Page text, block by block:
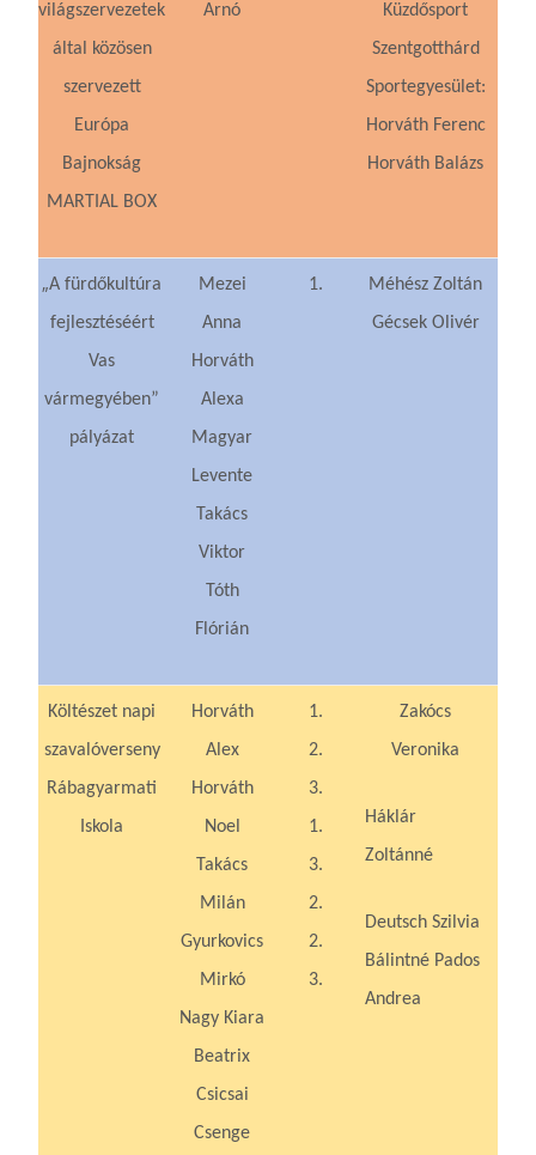
világszervezetek
által közösen
szervezett
Európa
Bajnokság
MARTIAL BOX
Arnó
Küzdősport
Szentgotthárd
Sportegyesület:
Horváth Ferenc
Horváth Balázs
„A fürdőkultúra
fejlesztéséért
Vas
vármegyében”
pályázat
Mezei
Anna
Horváth
Alexa
Magyar
Levente
Takács
Viktor
Tóth
Flórián
1.
Méhész Zoltán
Gécsek Olivér
Költészet napi
szavalóverseny
Rábagyarmati
Iskola
Horváth
Alex
Horváth
Noel
Takács
Milán
Gyurkovics
Mirkó
Nagy Kiara
Beatrix
Csicsai
Csenge
1.
2.
3.
1.
3.
2.
2.
3.
Zakócs
Veronika
Háklár
Zoltánné
Deutsch Szilvia
Bálintné Pados
Andrea